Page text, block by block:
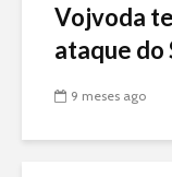
Vojvoda
ataque do
9 meses ago